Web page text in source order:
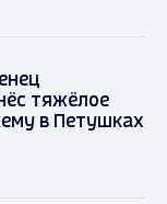
тяжёлое
в Петушках